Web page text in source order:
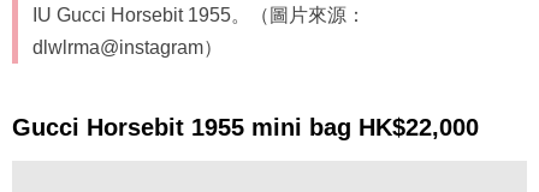
IU Gucci Horsebit 1955。（圖片來源：
dlwlrma@instagram）
Gucci Horsebit 1955 mini bag HK$22,000